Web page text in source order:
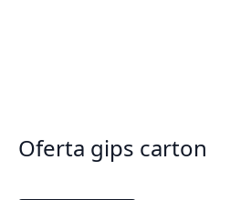
Oferta gips carton